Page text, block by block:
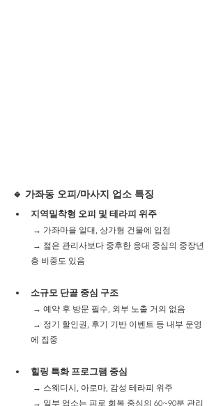
🔹 가좌동 오피/마사지 업소 특징
지역밀착형 오피 및 테라피 위주
→ 가좌마을 일대, 상가형 건물에 입점
층 비중도 있음
소규모 단골 중심 구조
→ 예약 후 방문 필수, 외부 노출 거의 없음
에 집중
힐링 특화 프로그램 중심
→ 스웨디시, 아로마, 감성 테라피 위주